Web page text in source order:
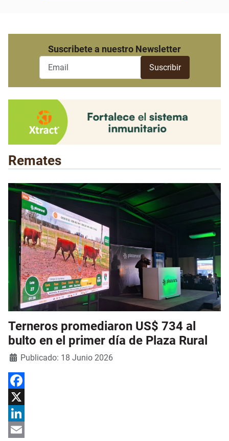
Suscribete a nuestro Newsletter
Remates
Terneros promediaron US$ 734 al
bulto en el primer día de Plaza Rural
DetallesPublicado: 18 Junio 2026
Facebook
X
LinkedIn